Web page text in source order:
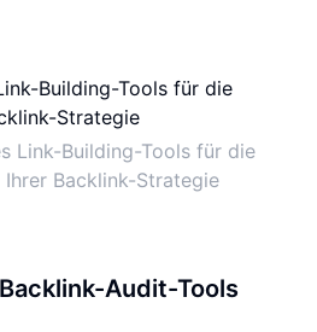
Link-Building-Tools für die
Ihrer Backlink-Strategie
Audit-Tools